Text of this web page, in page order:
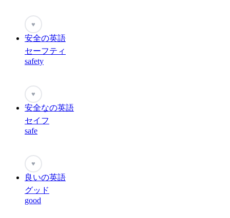
♥
安全の英語
セーフティ
safety
♥
安全なの英語
セイフ
safe
♥
良いの英語
グッド
good